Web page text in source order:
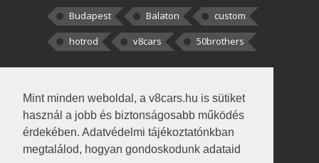
Mint minden weboldal, a v8cars.hu is sütiket
használ a jobb és biztonságosabb működés
érdekében. Adatvédelmi tájékoztatónkban
megtalálod, hogyan gondoskodunk adataid
Budapest
Balaton
custom
hotrod
v8cars 50brothers
kortisz:Elszúrtam! Én csak két
darabbaal számoltam. Nem tudtam, hogy fél autót,